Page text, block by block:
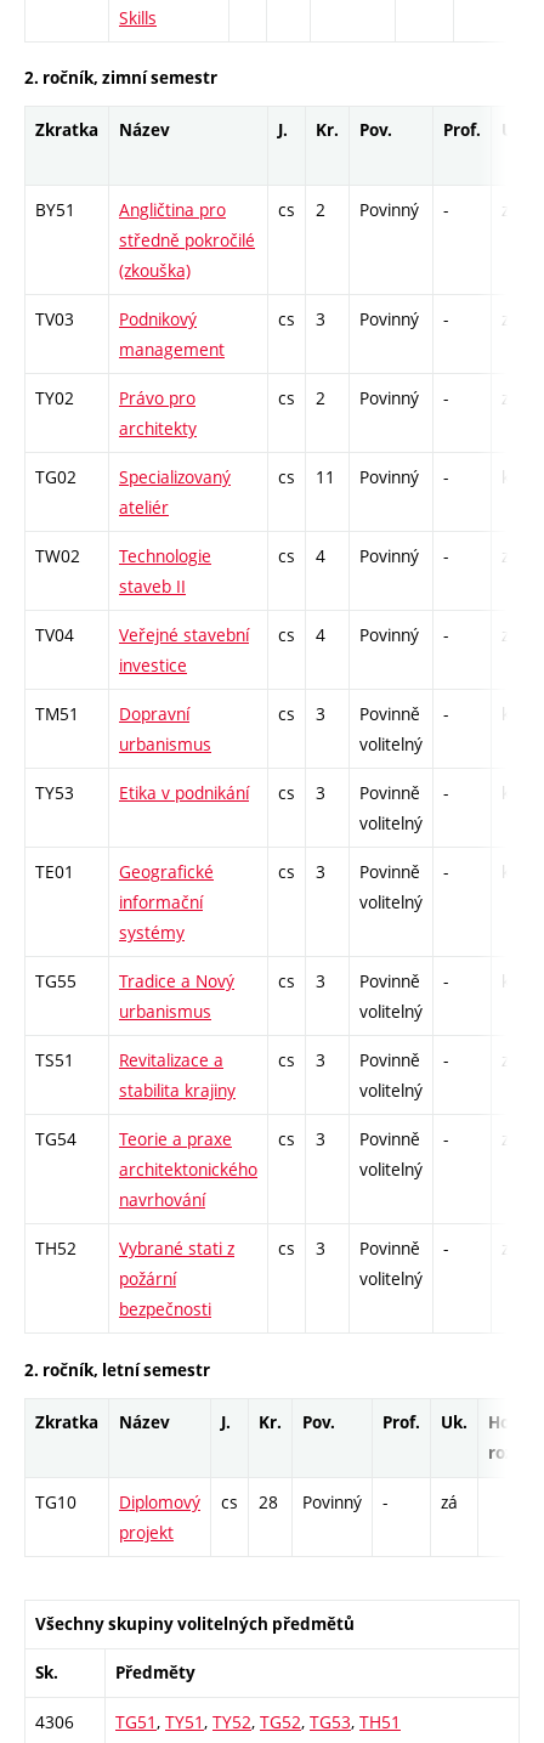
Skills
2. ročník, zimní semestr
Zkratka Název J. Kr. Pov. Prof. Uk.
BY51
Angličtina pro
středně pokročilé
(zkouška)
cs 2 Povinný - zk
TV03
Podnikový
management
cs 3 Povinný - zá,zk
TY02
Právo pro
architekty
cs 2 Povinný - zá
TG02
Specializovaný
ateliér
cs 11 Povinný - kl
TW02
Technologie
staveb II
cs 4 Povinný - zá,zk
TV04
Veřejné stavební
investice
cs 4 Povinný - zá,zk
TM51
Dopravní
urbanismus
cs 3
Povinně
volitelný
- kl
TY53 Etika v podnikání cs 3
Povinně
volitelný
- kl
TE01
Geografické
informační
systémy
cs 3
Povinně
volitelný
- kl
TG55
Tradice a Nový
urbanismus
cs 3
Povinně
volitelný
- kl
TS51
Revitalizace a
stabilita krajiny
cs 3
Povinně
volitelný
- zá,zk
TG54
Teorie a praxe
architektonického
navrhování
cs 3
Povinně
volitelný
- zá,zk
TH52
Vybrané stati z
požární
bezpečnosti
cs 3
Povinně
volitelný
- zá,zk
2. ročník, letní semestr
Zkratka Název J. Kr. Pov. Prof. Uk.
Hod.
rozsah
TG10
Diplomový
projekt
cs 28 Povinný - zá
Všechny skupiny volitelných předmětů
Sk. Předměty
4306 TG51 , TY51 , TY52, TG52, TG53, TH51